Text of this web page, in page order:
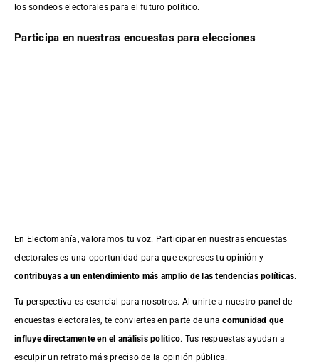
los sondeos electorales para el futuro político.
Participa en nuestras encuestas para elecciones
En Electomanía, valoramos tu voz. Participar en nuestras encuestas
electorales es una oportunidad para que expreses tu opinión y
contribuyas a un entendimiento más amplio de las tendencias políticas.
Tu perspectiva es esencial para nosotros. Al unirte a nuestro panel de
encuestas electorales, te conviertes en parte de unacomunidad que
influye directamente en el análisis político. Tus respuestas ayudan a
esculpir un retrato más preciso de la opinión pública.